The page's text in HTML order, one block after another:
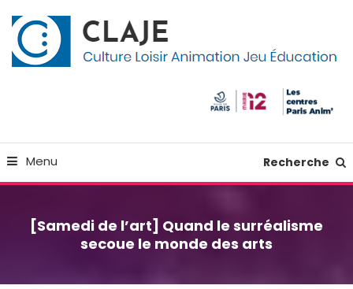
To
Content
Menu Recherche
[Samedi de l’art] Quand le surréalisme
secoue le monde des arts